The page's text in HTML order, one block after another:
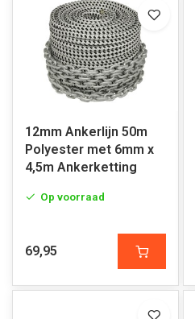
12mm Ankerlijn 50m
Polyester met 6mm x
4,5m Ankerketting
Op voorraad
69,95